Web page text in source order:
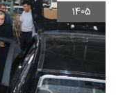
1405